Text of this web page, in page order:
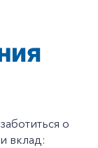
о
вклад: